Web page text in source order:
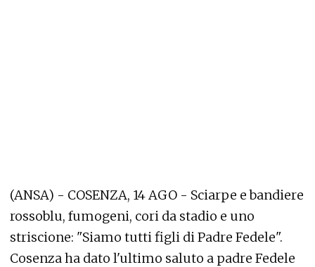
(ANSA) - COSENZA, 14 AGO - Sciarpe e bandiere
rossoblu, fumogeni, cori da stadio e uno
striscione: "Siamo tutti figli di Padre Fedele".
Cosenza ha dato l'ultimo saluto a padre Fedele